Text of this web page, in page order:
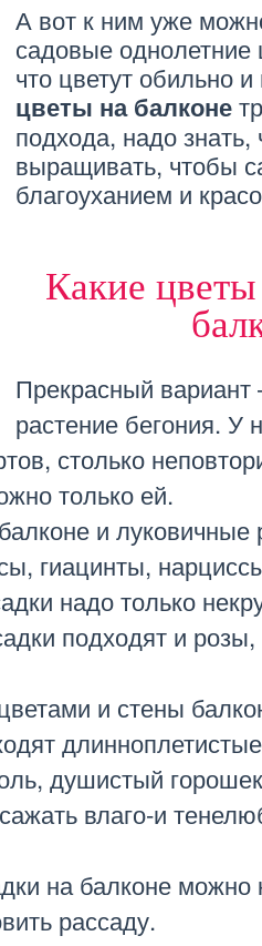
ДАЧА
НЕПРИХОТЛИВЫЕ ЦВЕТЫ
ДЛЯ ДАЧИ
НЕОБЫКНОВЕННЫЕ СУХИЕ
А вот к ним уже
садовые однолетние
что цветут обильно
цветы на балконе
подхода, надо
выращивать, чтобы
благоуханием и
Какие
Прекрасный вариант
растение бегония. У
столько
только ей.
и луковичные
гиацинты,
надо только
подходят и
и стены
душистый
влаго-и
на балконе можно
рассаду.